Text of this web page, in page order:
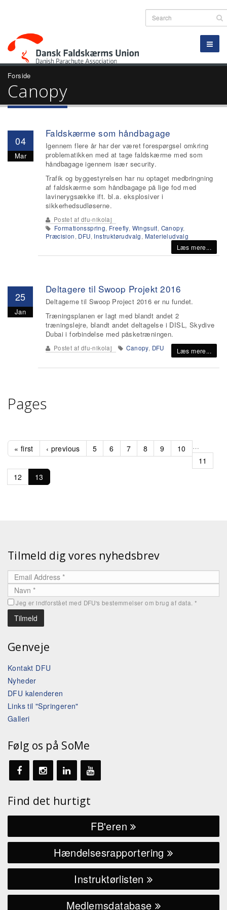
Forside
Canopy
04
Mar
Faldskærme som håndbagage
Igennem flere år har der været forespørgsel omkring
problematikken med at tage faldskærme med som
håndbagage igennem især security.
Trafik og byggestyrelsen har nu optaget medbringning
af faldskærme som håndbagage på lige fod med
lavinerygsække ift. bl.a. eksplosiver i
sikkerhedsudløserne.
Postet af dfu-nikolaj
Formationsspring, Freefly, Wingsuit, Canopy,
Præcision, DFU, Instruktørudvalg, Materieludvalg
Læs mere...
25
Jan
Deltagere til Swoop Projekt 2016
Deltagerne til Swoop Project 2016 er nu fundet.
Træningsplanen er lagt med blandt andet 2
træningslejre, blandt andet deltagelse i DISL, Skydive
Dubai i forbindelse med påsketræningen.
Postet af dfu-nikolaj Canopy, DFU Læs mere...
Pages
« first ‹ previous …
5 6 7 8 9
10
11
12
13
Tilmeld dig vores nyhedsbrev
Jeg er indforstået med DFU's bestemmelser om brug af data.*
Genveje
Kontakt DFU
Nyheder
DFU kalenderen
Links til "Springeren"
Galleri
Følg os på SoMe
Find det hurtigt
FB'eren
Hændelsesrapportering
Instruktørlisten
Medlemsdatabase